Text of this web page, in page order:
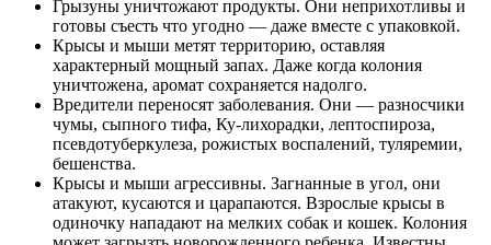
Грызуны уничтожают продукты. Они неприхотливы и
готовы съесть что угодно — даже вместе с упаковкой.
Крысы и мыши метят территорию, оставляя
характерный мощный запах. Даже когда колония
уничтожена, аромат сохраняется надолго.
Вредители переносят заболевания. Они — разносчики
чумы, сыпного тифа, Ку-лихорадки, лептоспироза,
псевдотуберкулеза, рожистых воспалений, туляремии,
бешенства.
Крысы и мыши агрессивны. Загнанные в угол, они
атакуют, кусаются и царапаются. Взрослые крысы в
одиночку нападают на мелких собак и кошек. Колония